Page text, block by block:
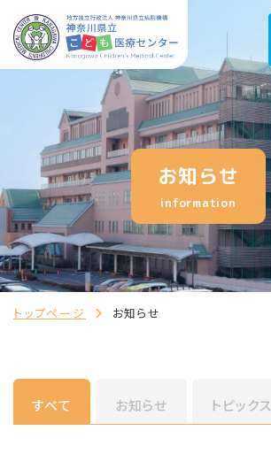
お知らせ
information
トップページ お知らせ
すべて お知らせ トピックス